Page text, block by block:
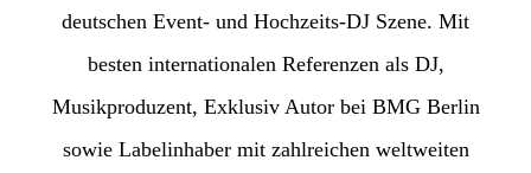
deutschen Event- und Hochzeits-DJ Szene. Mit
besten internationalen Referenzen als DJ,
Musikproduzent, Exklusiv Autor bei BMG Berlin
sowie Labelinhaber mit zahlreichen weltweiten